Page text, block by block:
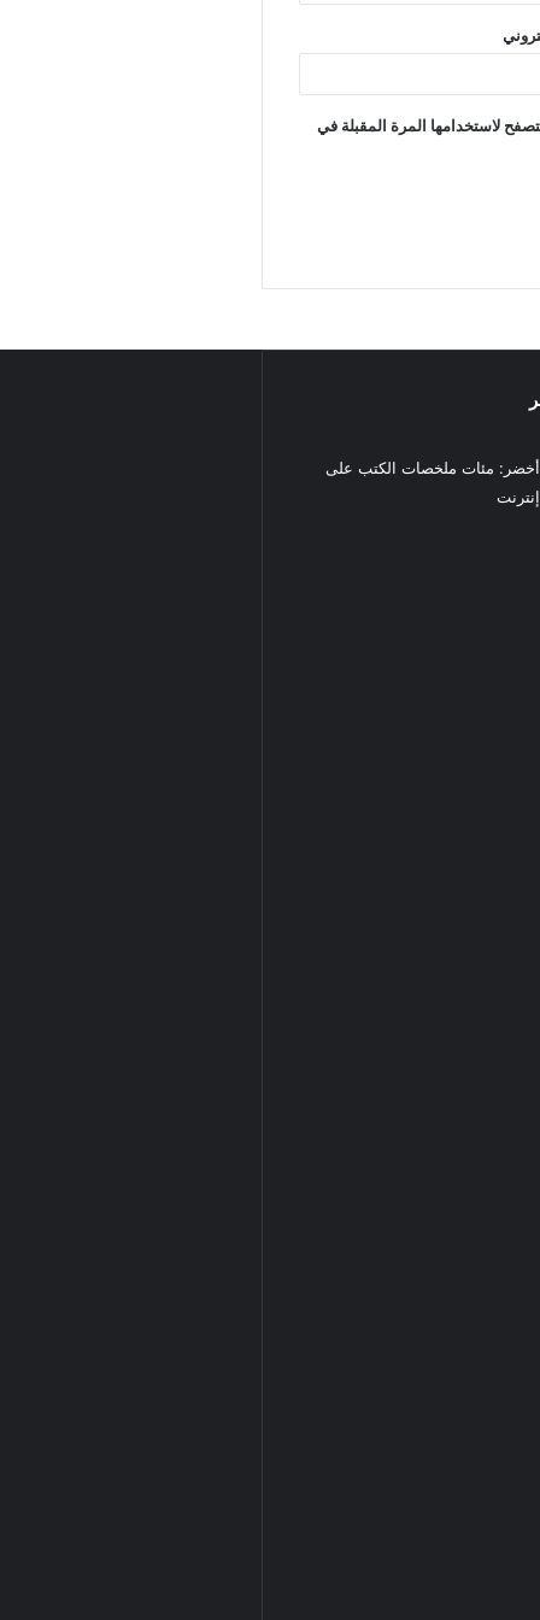
لاستخدامها المرة المقبلة في
مئات ملخصات الكتب على